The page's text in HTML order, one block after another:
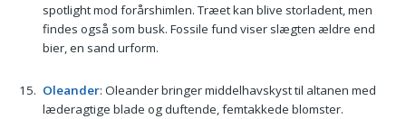
spotlight mod forårshimlen. Træet kan blive storladent, men
findes også som busk. Fossile fund viser slægten ældre end
bier, en sand urform.
Oleander: Oleander bringer middelhavskyst til altanen med
læderagtige blade og duftende, femtakkede blomster.